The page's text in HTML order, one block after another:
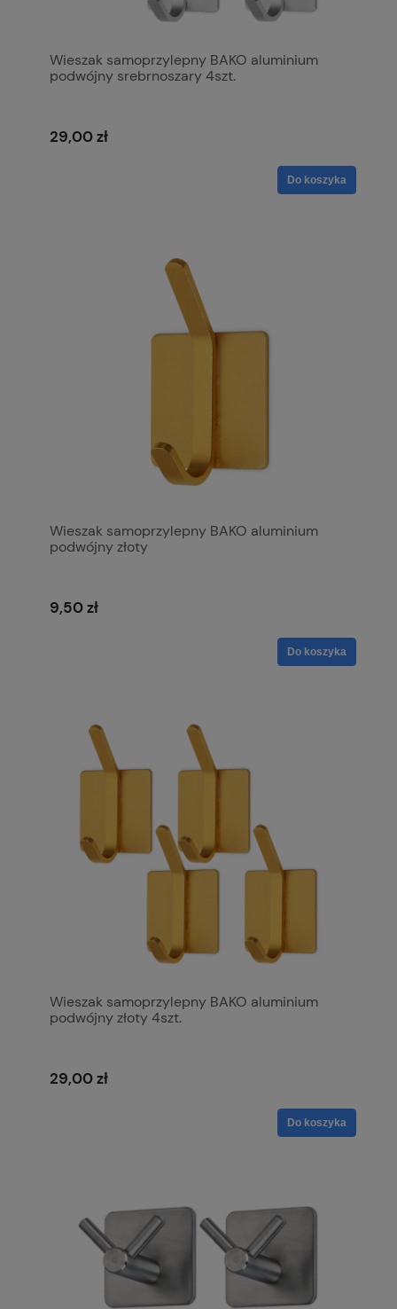
Wieszak samoprzylepny BAKO aluminium
podwójny srebrnoszary 4szt.
29,00 zł
Do koszyka
Wieszak samoprzylepny BAKO aluminium
podwójny złoty
9,50 zł
Do koszyka
Wieszak samoprzylepny BAKO aluminium
podwójny złoty 4szt.
29,00 zł
Do koszyka